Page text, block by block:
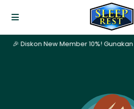
🎉 Diskon New Member 10%!